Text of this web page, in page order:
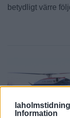
Information
betydligt värre